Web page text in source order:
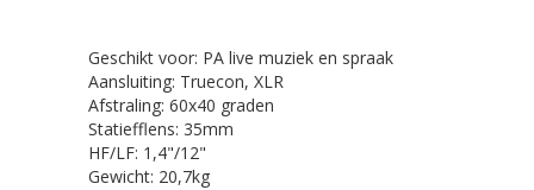
Geschikt voor: PA live muziek en spraak
Aansluiting: Truecon, XLR
Afstraling: 60x40 graden
Statiefflens: 35mm
HF/LF: 1,4"/12"
Gewicht: 20,7kg